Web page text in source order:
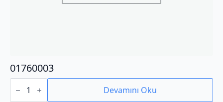
01760003
01760003
adet Devamını Oku